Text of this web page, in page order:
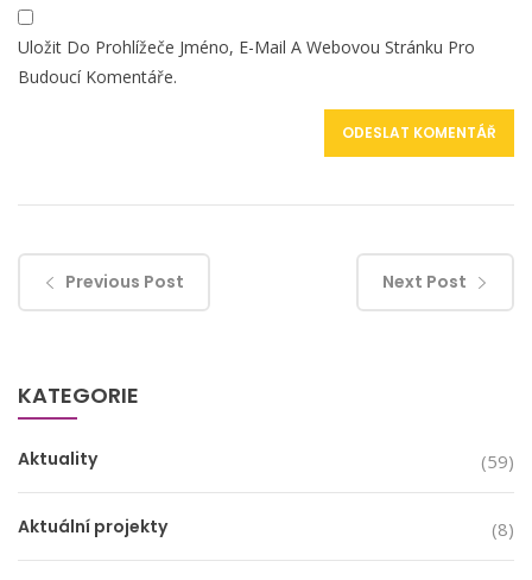
Uložit Do Prohlížeče Jméno, E-Mail A Webovou Stránku Pro
Budoucí Komentáře.
Previous Post Next Post
KATEGORIE
Aktuality (59)
Aktuální projekty (8)